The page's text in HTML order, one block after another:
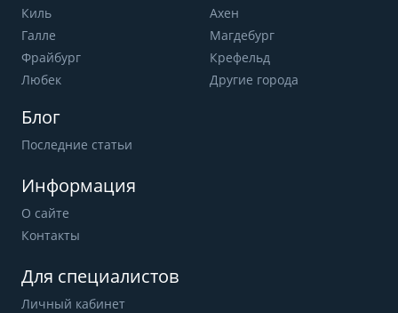
Киль
Ахен
Галле
Магдебург
Фрайбург
Крефельд
Любек
Другие города
Блог
Последние статьи
Информация
О сайте
Контакты
Для специалистов
Личный кабинет